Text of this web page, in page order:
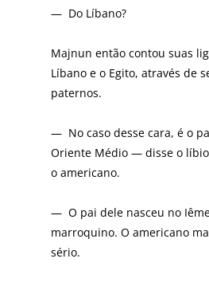
— Do Líbano?
Majnun então contou suas
Líbano e o Egito, através de
paternos.
— No caso desse cara, é o
Oriente Médio — disse o
o americano.
— O pai dele nasceu no
marroquino. O americano
sério.